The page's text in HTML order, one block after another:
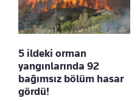
5 ildeki orman
yangınlarında 92
bağımsız bölüm hasar
gördü!